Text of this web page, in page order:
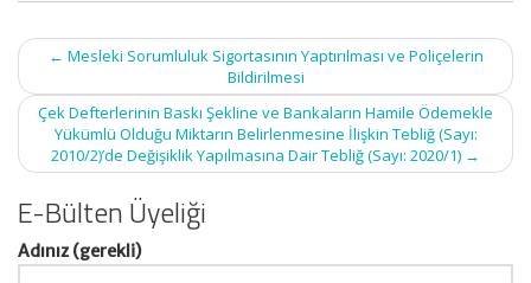
Post
navigation
← Mesleki Sorumluluk Sigortasının Yaptırılması ve Poliçelerin
Bildirilmesi
Çek Defterlerinin Baskı Şekline ve Bankaların Hamile Ödemekle
Yükümlü Olduğu Miktarın Belirlenmesine İlişkin Tebliğ (Sayı:
2010/2)’de Değişiklik Yapılmasına Dair Tebliğ (Sayı: 2020/1) →
E-Bülten Üyeliği
Adınız (gerekli)